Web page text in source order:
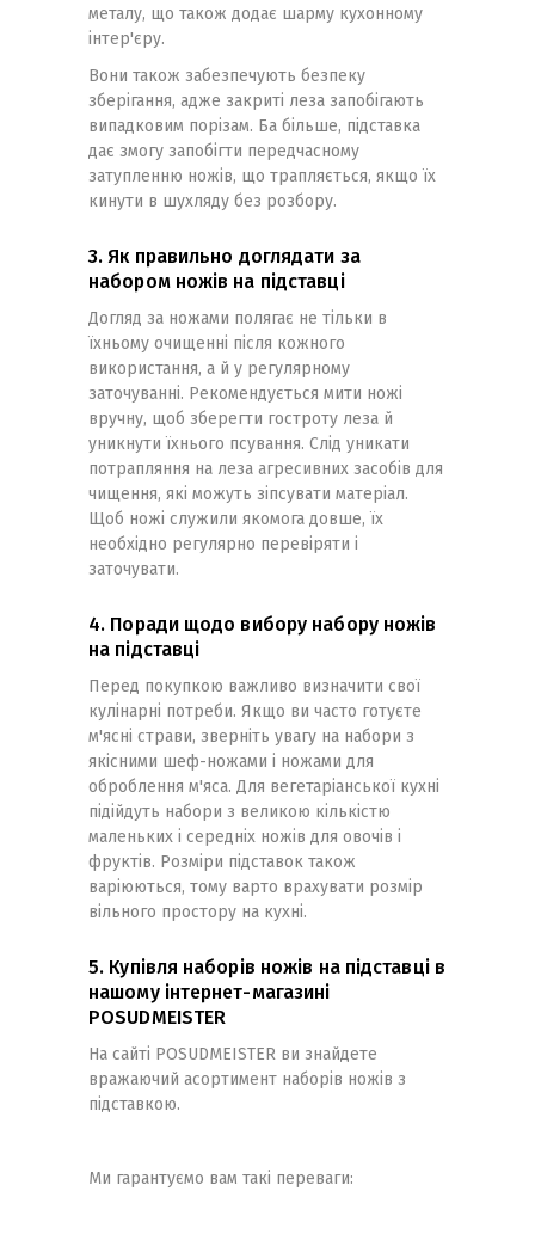
металу, що також додає шарму кухонному
інтер'єру.
Вони також забезпечують безпеку
зберігання, адже закриті леза запобігають
випадковим порізам. Ба більше, підставка
дає змогу запобігти передчасному
затупленню ножів, що трапляється, якщо їх
кинути в шухляду без розбору.
3. Як правильно доглядати за
набором ножів на підставці
Догляд за ножами полягає не тільки в
їхньому очищенні після кожного
використання, а й у регулярному
заточуванні. Рекомендується мити ножі
вручну, щоб зберегти гостроту леза й
уникнути їхнього псування. Слід уникати
потрапляння на леза агресивних засобів для
чищення, які можуть зіпсувати матеріал.
Щоб ножі служили якомога довше, їх
необхідно регулярно перевіряти і
заточувати.
4. Поради щодо вибору набору ножів
на підставці
Перед покупкою важливо визначити свої
кулінарні потреби. Якщо ви часто готуєте
м'ясні страви, зверніть увагу на набори з
якісними шеф-ножами і ножами для
оброблення м'яса. Для вегетаріанської кухні
підійдуть набори з великою кількістю
маленьких і середніх ножів для овочів і
фруктів. Розміри підставок також
варіюються, тому варто врахувати розмір
вільного простору на кухні.
5. Купівля наборів ножів на підставці в
нашому інтернет-магазині
POSUDMEISTER
На сайті POSUDMEISTER ви знайдете
вражаючий асортимент наборів ножів з
підставкою.
Ми гарантуємо вам такі переваги: